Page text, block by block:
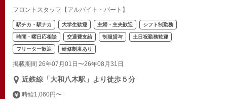
フロントスタッフ【アルバイト・パート】
駅チカ・駅ナカ 大学生歓迎 主婦・主夫歓迎 シフト制勤務
時間・曜日応相談 交通費支給 制服貸与 土日祝勤務歓迎
フリーター歓迎 研修制度あり
掲載期間 26年07月01日〜26年08月31日
近鉄線「大和八木駅」より徒歩５分
時給1,060円〜